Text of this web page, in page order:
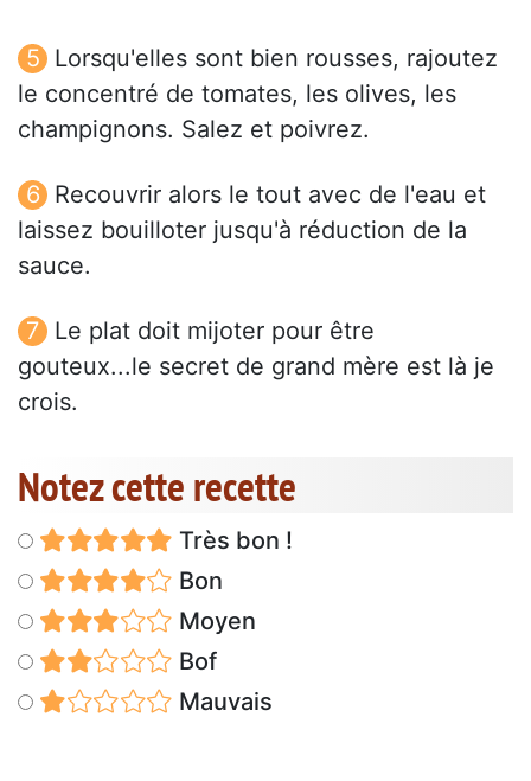
Lorsqu'elles sont bien rousses, rajoutez
le concentré de tomates, les olives, les
champignons. Salez et poivrez.
Recouvrir alors le tout avec de l'eau et
laissez bouilloter jusqu'à réduction de la
sauce.
Le plat doit mijoter pour être
gouteux...le secret de grand mère est là je
crois.
Notez cette recette
Très bon !
Bon
Moyen
Bof
Mauvais